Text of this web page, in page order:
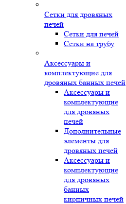
Сетки для дровяных
печей
Сетки для печей
Сетки на трубу
Аксессуары и
комплектующие для
дровяных банных печей
Аксессуары и
комплектующие
для дровяных
печей
Дополнительные
элементы для
дровяных печей
Аксессуары и
комплектующие
для дровяных
банных
кирпичных печей